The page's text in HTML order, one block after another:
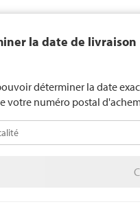
la date de livraison
déterminer la date
votre numéro postal
vend généralement pas